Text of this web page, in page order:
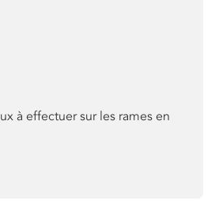
à effectuer sur les rames en